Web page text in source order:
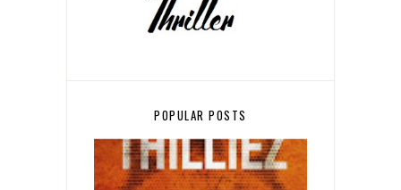
POPULAR POSTS